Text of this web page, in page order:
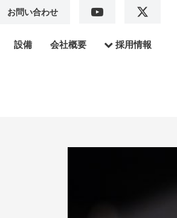
設備 会社概要 採用情報
お問い合わせ